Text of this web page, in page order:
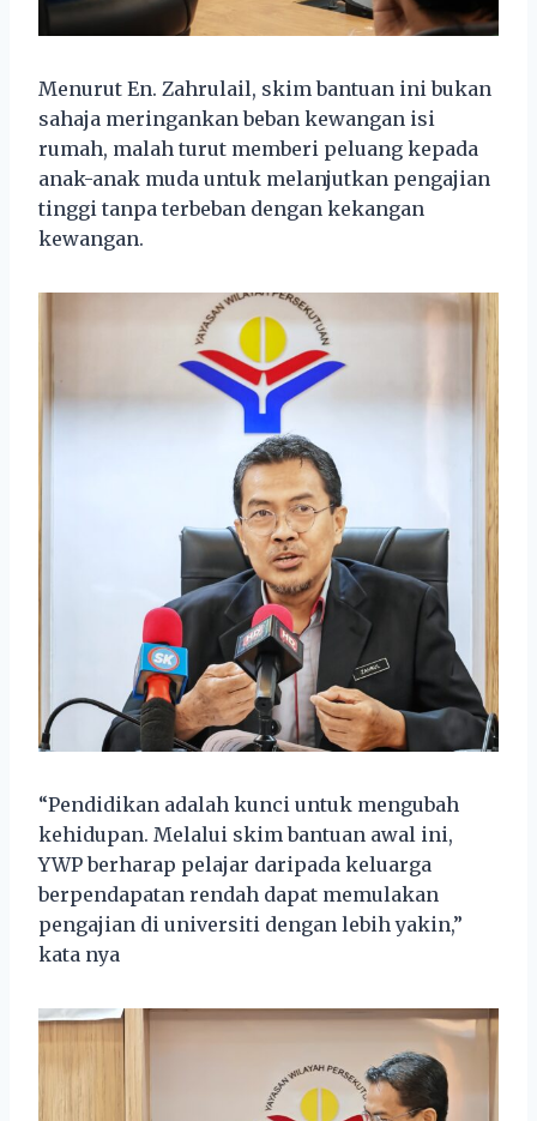
Menurut En. Zahrulail, skim bantuan ini bukan
sahaja meringankan beban kewangan isi
rumah, malah turut memberi peluang kepada
anak-anak muda untuk melanjutkan pengajian
tinggi tanpa terbeban dengan kekangan
kewangan.
“Pendidikan adalah kunci untuk mengubah
kehidupan. Melalui skim bantuan awal ini,
YWP berharap pelajar daripada keluarga
berpendapatan rendah dapat memulakan
pengajian di universiti dengan lebih yakin,”
kata nya